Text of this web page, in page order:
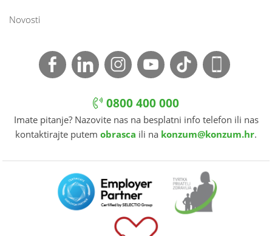
Novosti
0800 400 000
Imate pitanje? Nazovite nas na besplatni info telefon ili nas
kontaktirajte putem obrasca ili na konzum@konzum.hr.